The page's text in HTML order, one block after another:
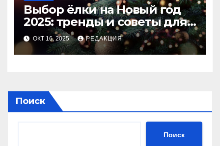
Выбор ёлки на Новый год
2025: тренды и советы для
идеального праздника
ОКТ 16, 2025 РЕДАКЦИЯ
Поиск
Поиск